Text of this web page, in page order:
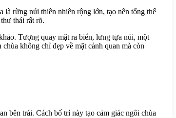
rừng núi thiên nhiên rộng lớn, tạo nên tổng thể
thái rất rõ.
Tượng quay mặt ra biển, lưng tựa núi, một
không chỉ đẹp về mặt cảnh quan mà còn
bên trái. Cách bố trí này tạo cảm giác ngôi chùa